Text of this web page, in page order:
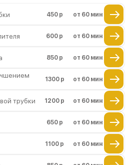
450 р от 60 мин
600 р от 60 мин
850 р от 60 мин
1300 р от 60 мин
трубки 1200 р от 60 мин
650 р от 60 мин
1100 р от 60 мин